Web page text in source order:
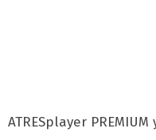
ATRESplayer